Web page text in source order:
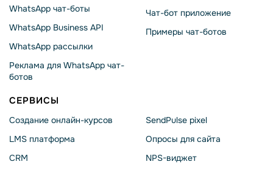
WhatsApp чат-боты
WhatsApp Business API
WhatsApp рассылки
Реклама для WhatsApp чат-
ботов
Чат-бот приложение
Примеры чат-ботов
СЕРВИСЫ
Создание онлайн-курсов
LMS платформа
CRM
SendPulse pixel
Опросы для сайта
NPS-виджет